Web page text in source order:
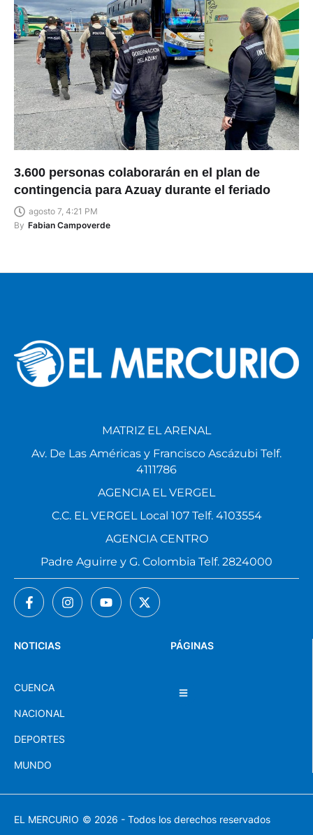
3.600 personas colaborarán en el plan de
contingencia para Azuay durante el feriado
agosto 7, 4:21 PM
By Fabian Campoverde
PÁGINAS
NOTICIAS
CUENCA
NACIONAL
DEPORTES
MUNDO
MATRIZ EL ARENAL
Av. De Las Américas y Francisco Ascázubi Telf.
4111786
AGENCIA EL VERGEL
C.C. EL VERGEL Local 107 Telf. 4103554
AGENCIA CENTRO
Padre Aguirre y G. Colombia Telf. 2824000
EL MERCURIO © 2026 - Todos los derechos reservados